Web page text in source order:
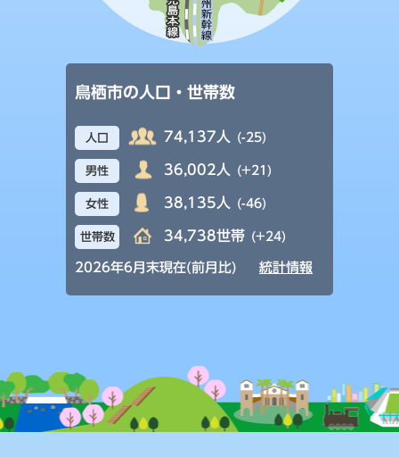
鳥栖市の人口・世帯数
人口 74,137人 (-25)
男性 36,002人 (+21)
女性 38,135人 (-46)
世帯数 34,738世帯 (+24)
2026年6月末現在(前月比) 統計情報